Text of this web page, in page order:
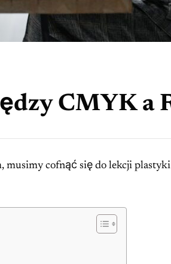
CMYK a
musimy cofnąć się do lekcji